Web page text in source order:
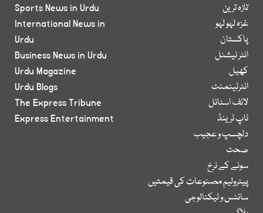
تازہ ترین
غزہ لہو لہو
پاکستان
انٹر نیشنل
کھیل
انٹرٹینمنٹ
لائف اسٹائل
ٹاپ ٹرینڈ
دلچسپ و عجیب
صحت
سونے کے نرخ
پیٹرولیم مصنوعات کی قیمتیں
سائنس و ٹیکنالوجی
Sports News in Urdu
International News in
Urdu
Business News in Urdu
Urdu Magazine
Urdu Blogs
The Express Tribune
Express Entertainment